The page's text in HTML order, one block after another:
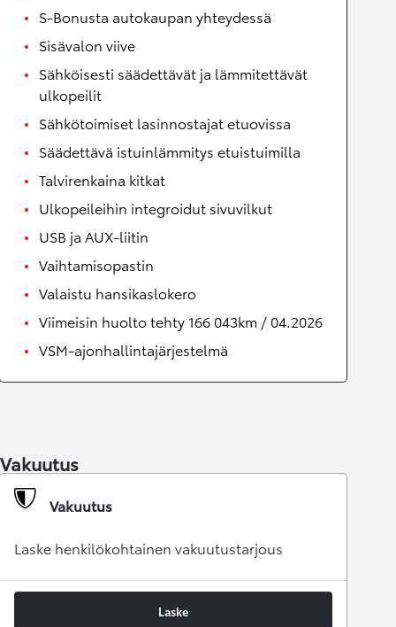
S-Bonusta autokaupan yhteydessä
Sisävalon viive
Sähköisesti säädettävät ja lämmitettävät
ulkopeilit
Sähkötoimiset lasinnostajat etuovissa
Säädettävä istuinlämmitys etuistuimilla
Talvirenkaina kitkat
Ulkopeileihin integroidut sivuvilkut
USB ja AUX-liitin
Vaihtamisopastin
Valaistu hansikaslokero
Viimeisin huolto tehty 166 043km / 04.2026
VSM-ajonhallintajärjestelmä
Vakuutus
Vakuutus
Laske henkilökohtainen vakuutustarjous
Laske